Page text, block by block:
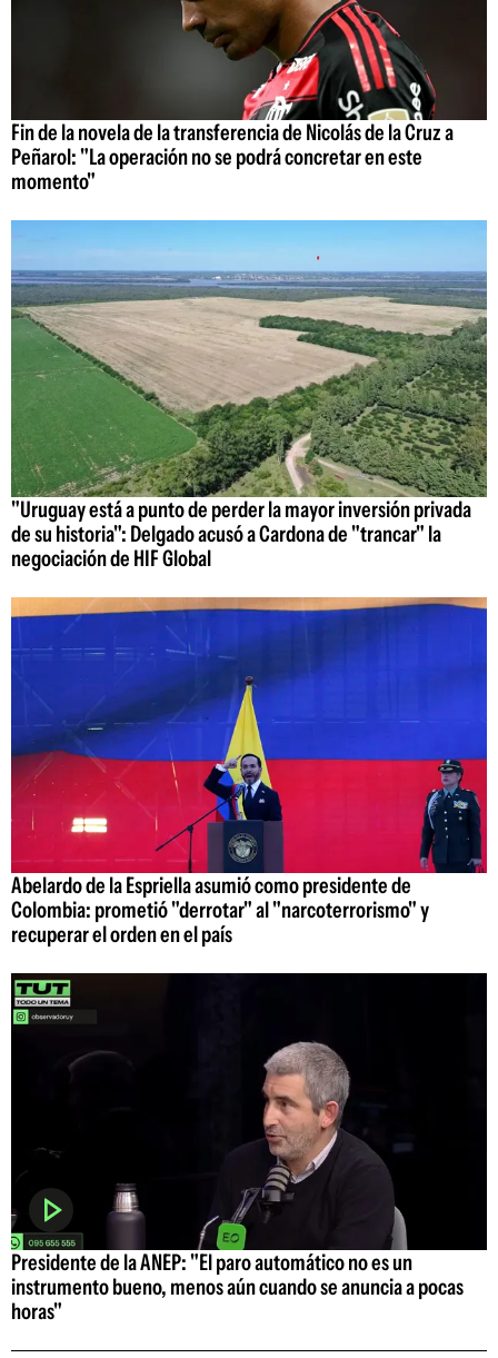
Fin de la novela de la transferencia de Nicolás de la Cruz a
Peñarol: "La operación no se podrá concretar en este
momento"
"Uruguay está a punto de perder la mayor inversión privada
de su historia": Delgado acusó a Cardona de "trancar" la
negociación de HIF Global
Abelardo de la Espriella asumió como presidente de
Colombia: prometió "derrotar" al "narcoterrorismo" y
recuperar el orden en el país
Presidente de la ANEP: "El paro automático no es un
instrumento bueno, menos aún cuando se anuncia a pocas
horas"